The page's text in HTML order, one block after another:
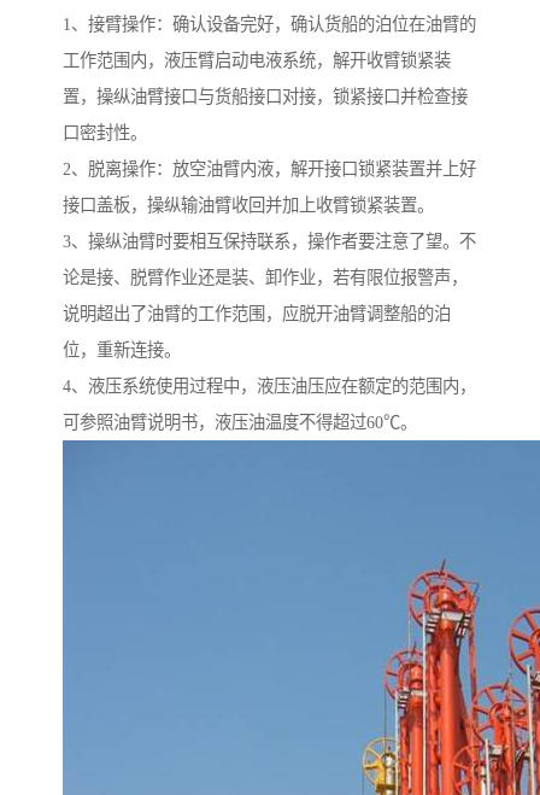
1、接臂操作：确认设备完好，确认货船的泊位在油臂的
工作范围内，液压臂启动电液系统，解开收臂锁紧装
置，操纵油臂接口与货船接口对接，锁紧接口并检查接
口密封性。
2、脱离操作：放空油臂内液，解开接口锁紧装置并上好
接口盖板，操纵输油臂收回并加上收臂锁紧装置。
3、操纵油臂时要相互保持联系，操作者要注意了望。不
论是接、脱臂作业还是装、卸作业，若有限位报警声，
说明超出了油臂的工作范围，应脱开油臂调整船的泊
位，重新连接。
4、液压系统使用过程中，液压油压应在额定的范围内，
可参照油臂说明书，液压油温度不得超过60℃。